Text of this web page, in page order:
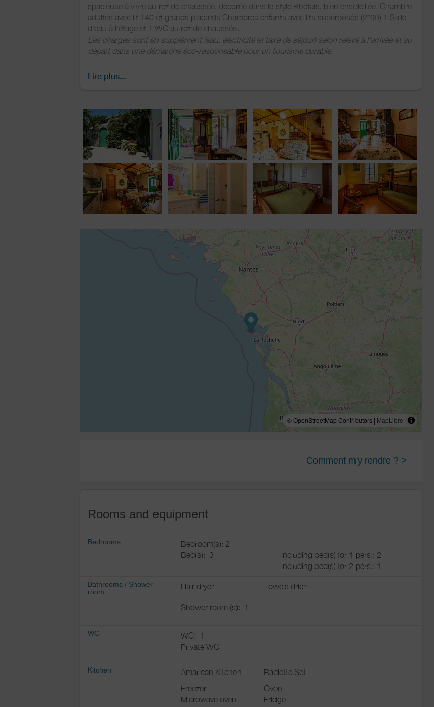
spacieuse à vivre au rez de chaussée, décorée dans le style Rhétais, bien ensoleillée. Chambre
adultes avec lit 140 et grands placards Chambres enfants avec lits superposés (2*90) 1 Salle
d'eau à l'étage et 1 WC au rez de chaussée.
Les charges sont en supplément (eau, électricité et taxe de séjour) selon relevé à l'arrivée et au
départ dans une démarche éco-responsable pour un tourisme durable.
Mise à disposition d'une table extérieure pliante.
Possibilité de stationnement autour du parking municipal "La Françoise".
Lire plus...
© OpenStreetMap Contributors | MapLibre
Comment m'y rendre ? >
Rooms and equipment
Bedrooms
Bedroom(s): 2
Bed(s): 3
including bed(s) for 1 pers.: 2
including bed(s) for 2 pers.: 1
Bathrooms / Shower
room
Hair dryer Towels drier
Shower room (s): 1
WC WC:
1
Private WC
Kitchen Amarican Kitchen
Raclette Set
Freezer
Oven
Microwave oven
Fridge